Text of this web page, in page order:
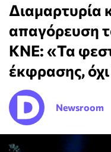
Διαμαρτυρία
απαγόρευση
ΚΝΕ: «Τα
έκφρασης,
Newsroom